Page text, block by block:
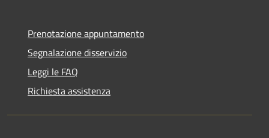
Prenotazione appuntamento
Segnalazione disservizio
Leggi le FAQ
Richiesta assistenza